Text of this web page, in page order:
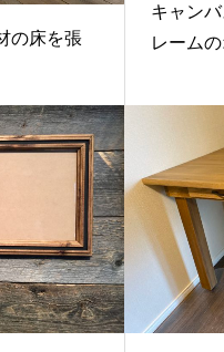
の床を張
キャン
レーム